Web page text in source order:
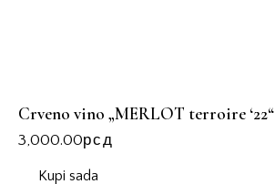
Crveno vino „MERLOT terroire ‘22“
3,000.00рсд
Kupi sada